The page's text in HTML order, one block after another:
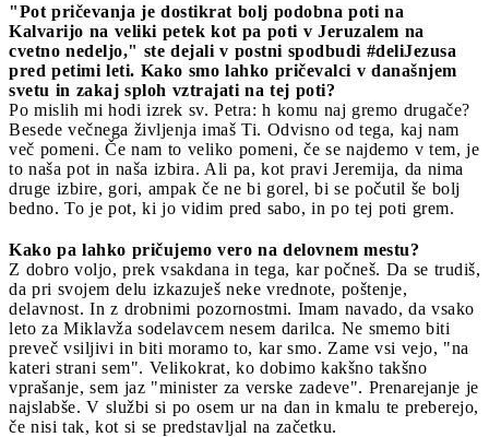
"Pot pričevanja je dostikrat bolj podobna poti na
Kalvarijo na veliki petek kot pa poti v Jeruzalem na
cvetno nedeljo," ste dejali v postni spodbudi #deliJezusa
pred petimi leti. Kako smo lahko pričevalci v današnjem
svetu in zakaj sploh vztrajati na tej poti?
Po mislih mi hodi izrek sv. Petra: h komu naj gremo drugače?
Besede večnega življenja imaš Ti. Odvisno od tega, kaj nam
več pomeni. Če nam to veliko pomeni, če se najdemo v tem, je
to naša pot in naša izbira. Ali pa, kot pravi Jeremija, da nima
druge izbire, gori, ampak če ne bi gorel, bi se počutil še bolj
bedno. To je pot, ki jo vidim pred sabo, in po tej poti grem.
Kako pa lahko pričujemo vero na delovnem mestu?
Z dobro voljo, prek vsakdana in tega, kar počneš. Da se trudiš,
da pri svojem delu izkazuješ neke vrednote, poštenje,
delavnost. In z drobnimi pozornostmi. Imam navado, da vsako
leto za Miklavža sodelavcem nesem darilca. Ne smemo biti
preveč vsiljivi in biti moramo to, kar smo. Zame vsi vejo, "na
kateri strani sem". Velikokrat, ko dobimo kakšno takšno
vprašanje, sem jaz "minister za verske zadeve". Prenarejanje je
najslabše. V službi si po osem ur na dan in kmalu te preberejo,
če nisi tak, kot si se predstavljal na začetku.